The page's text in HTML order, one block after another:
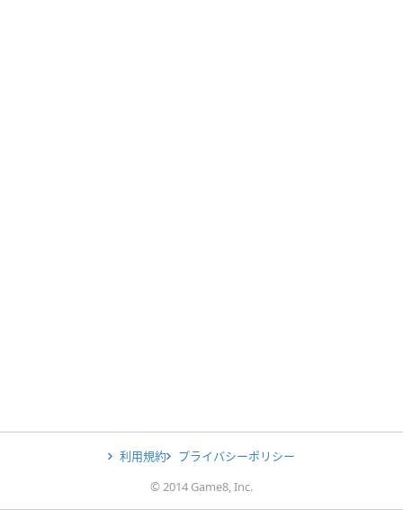
利用規約
プライバシーポリシー
© 2014 Game8, Inc.